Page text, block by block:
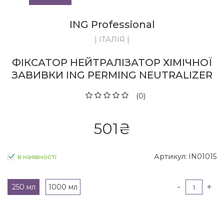
ING Professional
| ІТАЛІЯ |
ФІКСАТОР НЕЙТРАЛІЗАТОР ХІМІЧНОЇ
ЗАВИВКИ ING PERMING NEUTRALIZER
(0)
501₴
в наявності Артикул: IN01015
250 мл 1000 мл - +